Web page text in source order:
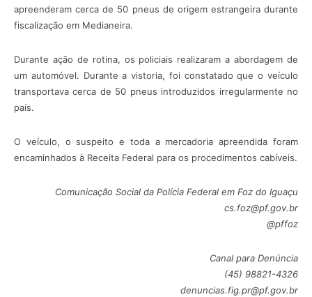
apreenderam cerca de 50 pneus de origem estrangeira durante
fiscalização em Medianeira.
Durante ação de rotina, os policiais realizaram a abordagem de
um automóvel. Durante a vistoria, foi constatado que o veículo
transportava cerca de 50 pneus introduzidos irregularmente no
país.
O veículo, o suspeito e toda a mercadoria apreendida foram
encaminhados à Receita Federal para os procedimentos cabíveis.
Comunicação Social da Polícia Federal em Foz do Iguaçu
cs.foz@pf.gov.br
@pffoz
Canal para Denúncia
(45) 98821-4326
denuncias.fig.pr@pf.gov.br